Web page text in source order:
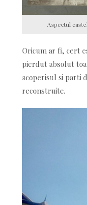
Aspectul
Oricum ar fi, cert
pierdut absolut
acoperisul si parti
reconstruite.